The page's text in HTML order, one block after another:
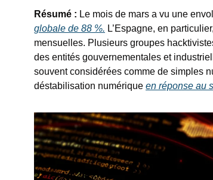
Résumé : Le mois de mars a vu une
globale de 88 %. L’Espagne, en
mensuelles. Plusieurs groupes
des entités gouvernementales et
souvent considérées comme de simples
déstabilisation numérique en réponse au